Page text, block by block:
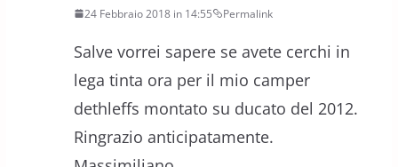
24 Febbraio 2018 in 14:55 Permalink
Salve vorrei sapere se avete cerchi in
lega tinta ora per il mio camper
dethleffs montato su ducato del 2012.
Ringrazio anticipatamente.